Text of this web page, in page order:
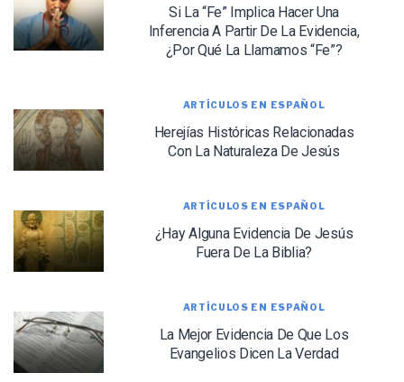
Si La “Fe” Implica Hacer Una
Inferencia A Partir De La Evidencia,
¿Por Qué La Llamamos “Fe”?
ARTÍCULOS EN ESPAÑOL
Herejías Históricas Relacionadas
Con La Naturaleza De Jesús
ARTÍCULOS EN ESPAÑOL
¿Hay Alguna Evidencia De Jesús
Fuera De La Biblia?
ARTÍCULOS EN ESPAÑOL
La Mejor Evidencia De Que Los
Evangelios Dicen La Verdad
agree that the information you provide will be transferred to FloDesk for processing
in accordance with their Terms of Use and Privacy Policy.